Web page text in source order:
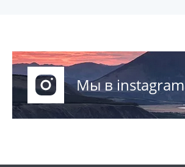
Мы в instagram